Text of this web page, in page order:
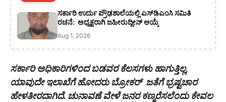
ಸರ್ಕಾರಿ ಉರ್ದು ಪ್ರೌಢಶಾಲೆಯಲ್ಲಿ ಎಸ್‌ಡಿಎಂಸಿ ಸಮಿತಿ
ರಚನೆ: ಅಧ್ಯಕ್ಷರಾಗಿ ಜಹೀರುದ್ದೀನ್ ಆಯ್ಕೆ
Aug 1, 2026
ಸರ್ಕಾರಿ ಅಧಿಕಾರಿಗಳಿಂದ ಬಡವರ ಕೆಲಸಗಳು ಹಾಗುತ್ತಿಲ್ಲ,
ಯಾವುದೇ ಇಲಾಖೆಗೆ ಹೋದರು ಬ್ರೋಕರ್ ಜತೆಗೆ ಭ್ರಷ್ಟಚಾರ
ಹೇಳತೀರದಾಗಿದೆ. ಚುನಾವಣೆ ವೇಳೆ ಜನರ ಕಣ್ಮರೆಸಲೆಂದು ಕೇವಲ